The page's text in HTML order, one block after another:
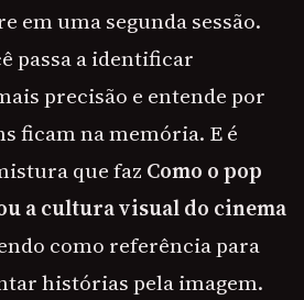
em uma segunda sessão.
passa a identificar
precisão e entende por
ficam na memória. E é
que faz Como o pop
a cultura visual do cinema
como referência para
histórias pela imagem.